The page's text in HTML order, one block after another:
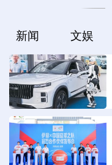
新闻 文娱